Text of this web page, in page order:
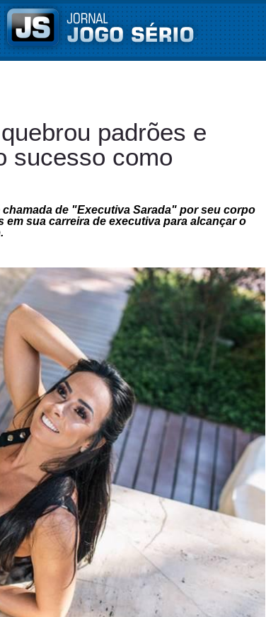
padrões e
sucesso como
de "Executiva Sarada" por seu corpo
sua carreira de executiva para alcançar o